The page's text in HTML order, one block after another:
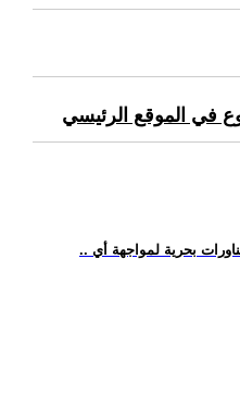
في الموقع الرئيسي
بحرية لمواجهة أي